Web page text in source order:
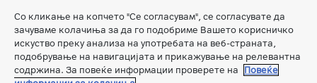
Со кликање на копчето "Се согласувам", се согласувате да
зачуваме колачиња за да го подобриме Вашето корисничко
искуство преку анализа на употребата на веб-страната,
подобрување на навигацијата и прикажување на релевантна
содржина. За повеќе информации проверете на
Повеќе